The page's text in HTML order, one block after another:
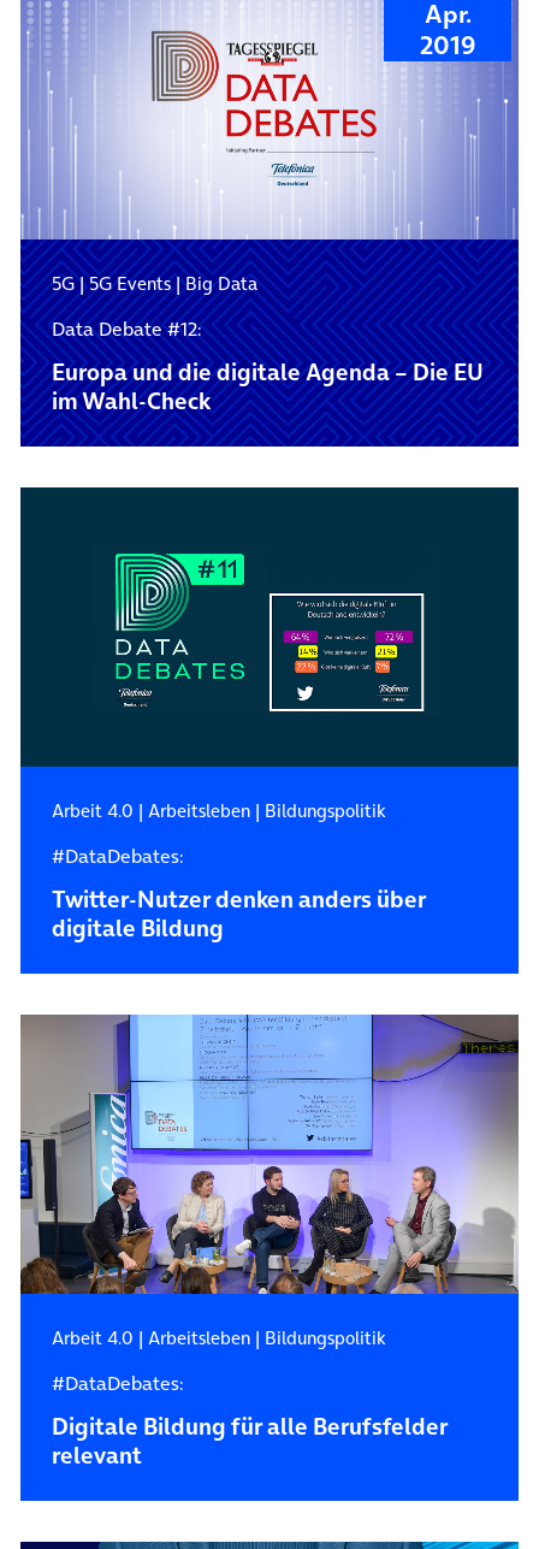
Apr.
2019
5G|5G Events|Big Data
Data Debate #12:
Europa und die digitale Agenda – Die EU
im Wahl-Check
Arbeit 4.0 | Arbeitsleben| Bildungspolitik
#DataDebates:
Twitter-Nutzer denken anders über
digitale Bildung
Arbeit 4.0 | Arbeitsleben| Bildungspolitik
#DataDebates:
Digitale Bildung für alle Berufsfelder
relevant